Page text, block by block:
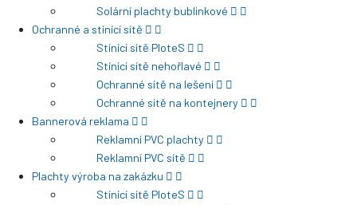
Solární plachty bublinkové
Ochranné a stínící sítě
Stínící sítě PloteS
Stínící sítě nehořlavé
Ochranné sítě na lešení
Ochranné sítě na kontejnery
Bannerová reklama
Reklamní PVC plachty
Reklamní PVC sítě
Plachty výroba na zakázku
Stínící sítě PloteS